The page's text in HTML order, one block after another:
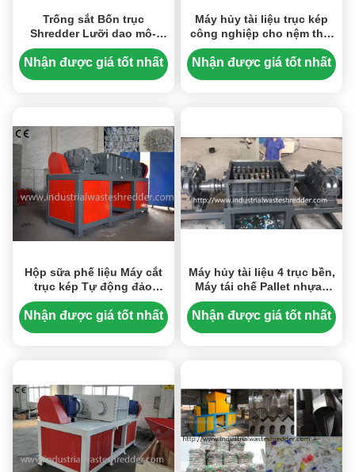
Trống sắt Bốn trục
Shredder Lưỡi dao mô-
men xoắn cao hơn với hệ
thống điện
Nhận được giá tốt nhất
Máy hủy tài liệu trục kép
công nghiệp cho nệm thải
/ bọt cao su
Nhận được giá tốt nhất
Hộp sữa phế liệu Máy cắt
trục kép Tự động đảo
ngược Công suất cao Độ
bền tốt
Nhận được giá tốt nhất
Máy hủy tài liệu 4 trục bền,
Máy tái chế Pallet nhựa /
gỗ
Nhận được giá tốt nhất